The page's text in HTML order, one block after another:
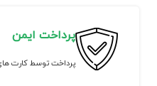
پرداخت ایمن
پرداخت توسط کارت